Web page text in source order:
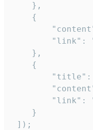
    },
    {
"link":
    },
    {
"link":
    }
]);